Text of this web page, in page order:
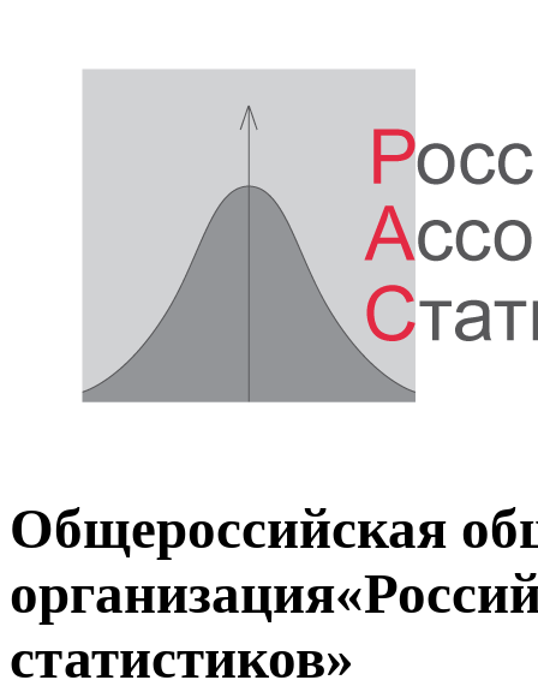
Общероссийская
организация
статистиков»